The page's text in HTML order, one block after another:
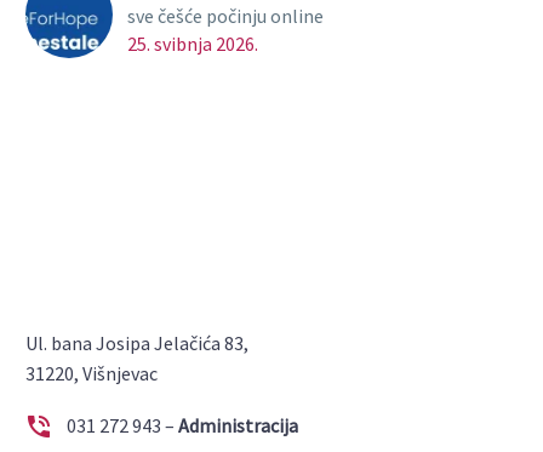
sve češće počinju online
25. svibnja 2026.
Ul. bana Josipa Jelačića 83,
31220, Višnjevac

 031 272 943 – Administracija